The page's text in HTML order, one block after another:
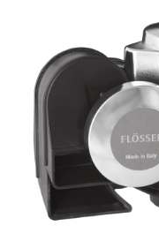
VN900C Vulcan Custom
VN900C Vulcan Custom
VN900C Vulcan Custom
VN900C Vulcan Custom
VN900C Vulcan Custom
VN900C Vulcan Custom